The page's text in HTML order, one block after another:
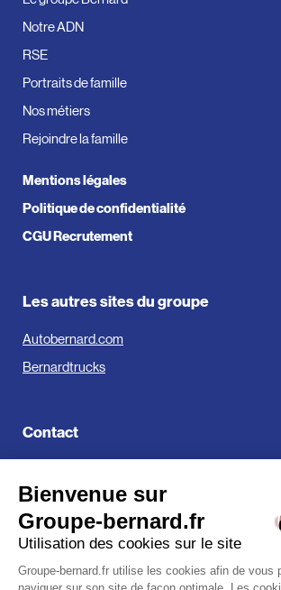
Notre ADN
RSE
Portraits de famille
Nos métiers
Rejoindre la famille
Mentions légales
Politique de confidentialité
CGU Recrutement
Les autres sites du groupe
Autobernard.com
Bernardtrucks
Contact
519, Avenue de Parme
Bienvenue sur
Groupe-bernard.fr
Utilisation des cookies sur le site
Groupe-bernard.fr utilise les cookies afin de vous